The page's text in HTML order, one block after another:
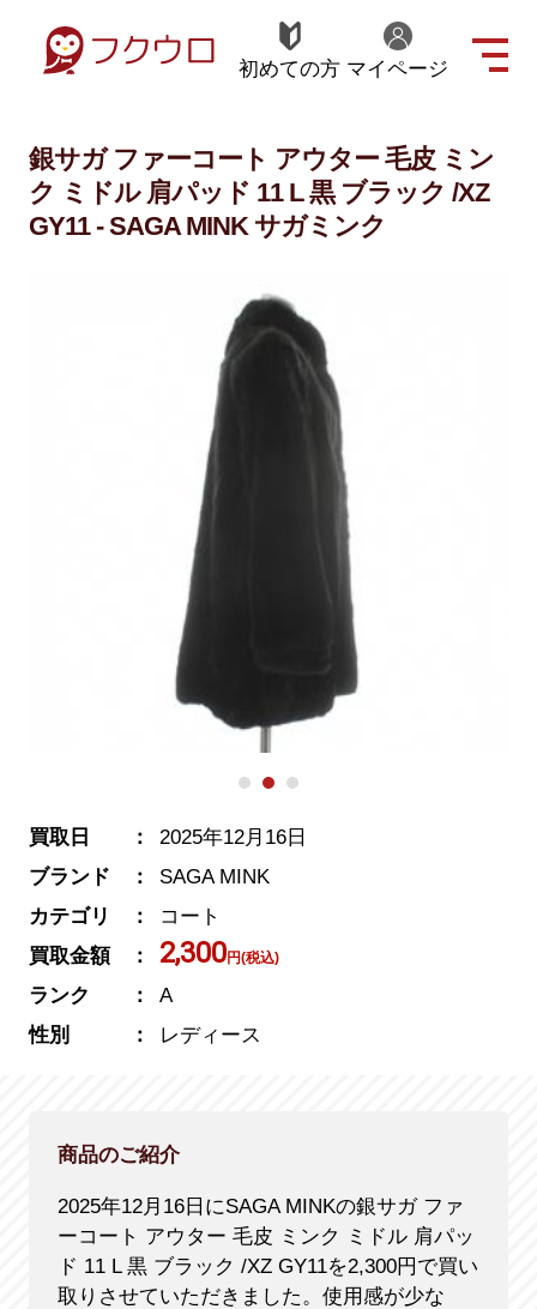
初めての方 マイページ
銀サガ ファーコート アウター 毛皮 ミン
ク ミドル 肩パッド 11 L 黒 ブラック /XZ
GY11 - SAGA MINK サガミンク
買取日
2025年12月16日
ブランド
SAGA MINK
カテゴリ
コート
買取金額
2,300円(税込)
ランク
A
性別
レディース
商品のご紹介
2025年12月16日にSAGA MINKの銀サガ ファ
ーコート アウター 毛皮 ミンク ミドル 肩パッ
ド 11 L 黒 ブラック /XZ GY11を2,300円で買い
取りさせていただきました。使用感が少な